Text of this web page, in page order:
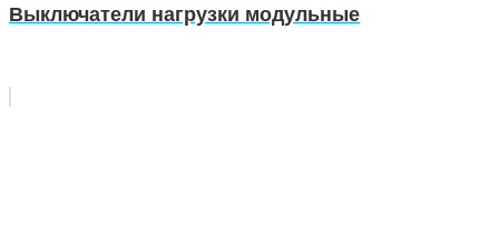
Выключатели нагрузки модульные